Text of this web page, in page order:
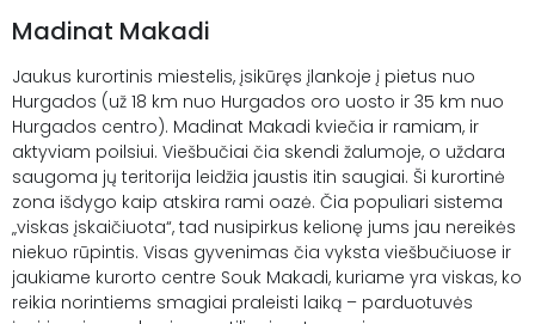
Madinat Makadi
Jaukus kurortinis miestelis, įsikūręs įlankoje į pietus nuo
Hurgados (už 18 km nuo Hurgados oro uosto ir 35 km nuo
Hurgados centro). Madinat Makadi kviečia ir ramiam, ir
aktyviam poilsiui. Viešbučiai čia skendi žalumoje, o uždara
saugoma jų teritorija leidžia jaustis itin saugiai. Ši kurortinė
zona išdygo kaip atskira rami oazė. Čia populiari sistema
„viskas įskaičiuota“, tad nusipirkus kelionę jums jau nereikės
niekuo rūpintis. Visas gyvenimas čia vyksta viešbučiuose ir
jaukiame kurorto centre Souk Makadi, kuriame yra viskas, ko
reikia norintiems smagiai praleisti laiką – parduotuvės